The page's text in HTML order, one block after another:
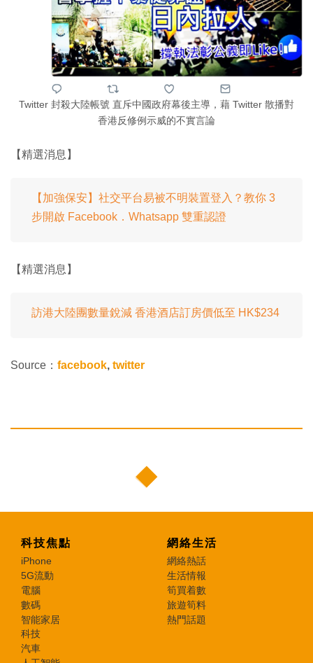
Twitter 封殺大陸帳號 直斥中國政府幕後主導，藉 Twitter 散播對
香港反修例示威的不實言論
【精選消息】
【加強保安】社交平台易被不明裝置登入？教你 3
步開啟 Facebook．Whatsapp 雙重認證
【精選消息】
訪港大陸團數量銳減 香港酒店訂房價低至 HK$234
Source： facebook, twitter
科技焦點
iPhone
5G流動
電腦
數碼
智能家居
科技
汽車
網絡生活
網絡熱話
生活情報
筍買着數
旅遊筍料
熱門話題